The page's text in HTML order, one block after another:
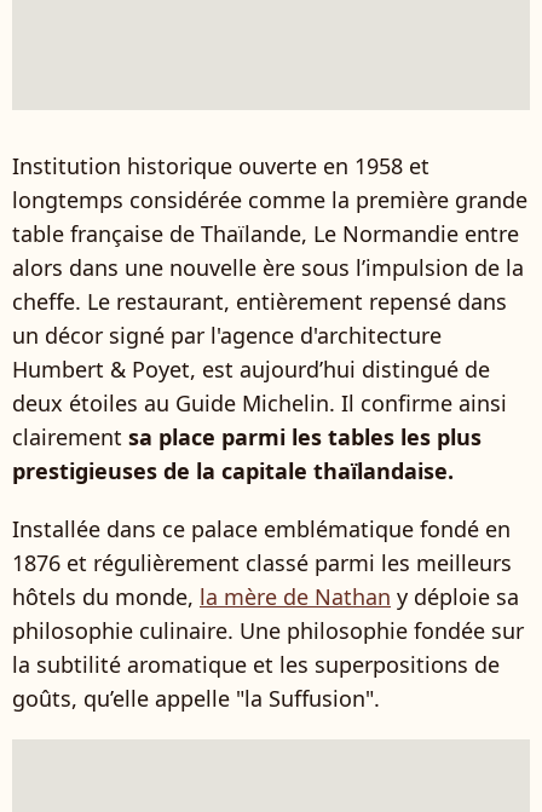
Institution historique ouverte en 1958 et
longtemps considérée comme la première grande
table française de Thaïlande, Le Normandie entre
alors dans une nouvelle ère sous l’impulsion de la
cheffe. Le restaurant, entièrement repensé dans
un décor signé par l'agence d'architecture
Humbert & Poyet, est aujourd’hui distingué de
deux étoiles au Guide Michelin. Il confirme ainsi
clairement sa place parmi les tables les plus
prestigieuses de la capitale thaïlandaise.
Installée dans ce palace emblématique fondé en
1876 et régulièrement classé parmi les meilleurs
hôtels du monde, la mère de Nathan y déploie sa
philosophie culinaire. Une philosophie fondée sur
la subtilité aromatique et les superpositions de
goûts, qu’elle appelle "la Suffusion".